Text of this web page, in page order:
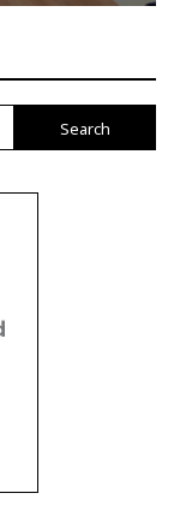
Search